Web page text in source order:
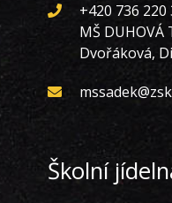
+420 736 220
MŠ DUHOVÁ
Dvořáková,
Školní